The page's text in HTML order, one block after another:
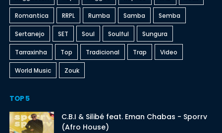
Romantica RRPL Rumba Samba Semba
Sertanejo SET Soul Soulful Sungura
Tarraxinha Top Tradicional Trap Video
World Music Zouk
TOP 5
C.B.I & Silibé feat. Eman Chabas - Sporrv
(Afro House)